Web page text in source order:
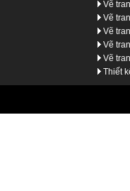
Vẽ
Vẽ
Vẽ
Vẽ
Vẽ
Thiết